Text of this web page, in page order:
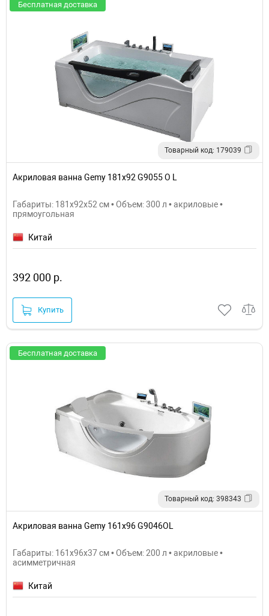
Бесплатная доставка
Товарный код: 179039
Акриловая ванна Gemy 181х92 G9055 O L
Габариты: 181x92x52 см • Объем: 300 л • акриловые •
прямоугольная
Китай
392 000 р.
Купить
Бесплатная доставка
Товарный код: 398343
Акриловая ванна Gemy 161х96 G9046OL
Габариты: 161x96x37 см • Объем: 200 л • акриловые •
асимметричная
Китай